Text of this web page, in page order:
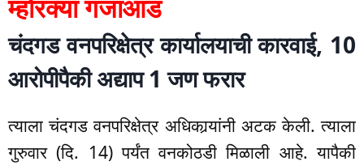
म्होरक्या गजाआड
चंदगड वनपरिक्षेत्र कार्यालयाची कारवाई, 10
आरोपीपैकी अद्याप 1 जण फरार
त्याला चंदगड वनपरिक्षेत्र अधिकार्‍यांनी अटक केली. त्याला
गुरुवार (दि. 14) पर्यंत वनकोठडी मिळाली आहे. यापैकी